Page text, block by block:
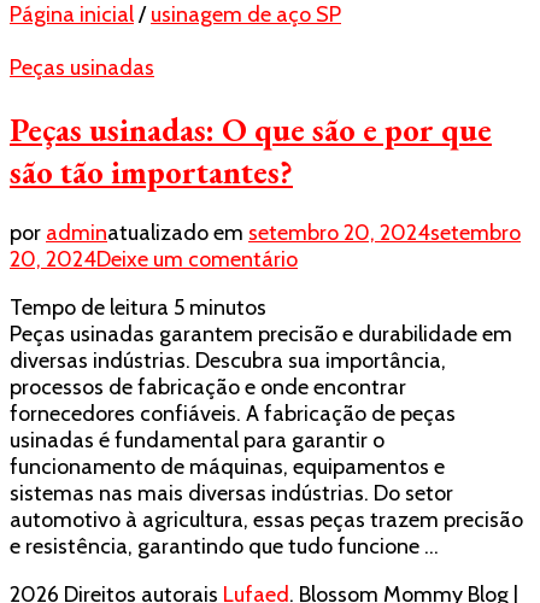
Página inicial/ usinagem de aço SP
Peças usinadas
Peças usinadas: O que são e por que
são tão importantes?
por adminatualizado em setembro 20, 2024setembro
20, 2024Deixe um comentárioem
O
que
são
e
por
que
são
tão
importantes?
Tempo de leitura 5 minutos
Peças usinadas garantem precisão e durabilidade em
diversas indústrias. Descubra sua importância,
processos de fabricação e onde encontrar
fornecedores confiáveis. A fabricação de peças
usinadas é fundamental para garantir o
funcionamento de máquinas, equipamentos e
sistemas nas mais diversas indústrias. Do setor
automotivo à agricultura, essas peças trazem precisão
e resistência, garantindo que tudo funcione …
2026 Direitos autorais Lufaed. Blossom Mommy Blog |